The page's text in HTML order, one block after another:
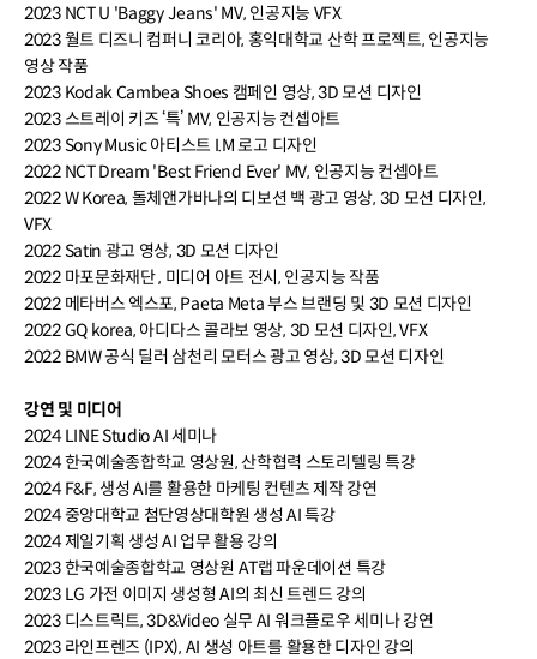
2023 NCT U 'Baggy Jeans' MV, 인공지능 VFX
2023 월트 디즈니 컴퍼니 코리아, 홍익대학교 산학 프로젝트, 인공지능
영상 작품
2023 Kodak Cambea Shoes 캠페인 영상, 3D 모션 디자인
2023 스트레이 키즈 ‘특’ MV, 인공지능 컨셉아트
2023 Sony Music 아티스트 I.M 로고 디자인
2022 NCT Dream 'Best Friend Ever' MV, 인공지능 컨셉아트
2022 W Korea, 돌체앤가바나의 디보션 백 광고 영상, 3D 모션 디자인,
VFX
2022 Satin 광고 영상, 3D 모션 디자인
2022 마포문화재단 , 미디어 아트 전시, 인공지능 작품
2022 메타버스 엑스포, Paeta Meta 부스 브랜딩 및 3D 모션 디자인
2022 GQ korea, 아디다스 콜라보 영상, 3D 모션 디자인, VFX
2022 BMW 공식 딜러 삼천리 모터스 광고 영상, 3D 모션 디자인
강연 및 미디어
2024 LINE Studio AI 세미나
2024 한국예술종합학교 영상원, 산학협력 스토리텔링 특강
2024 F&F, 생성 AI를 활용한 마케팅 컨텐츠 제작 강연
2024 중앙대학교 첨단영상대학원 생성 AI 특강
2024 제일기획 생성 AI 업무 활용 강의
2023 한국예술종합학교 영상원 AT랩 파운데이션 특강
2023 LG 가전 이미지 생성형 AI의 최신 트렌드 강의
2023 디스트릭트, 3D&Video 실무 AI 워크플로우 세미나 강연
2023 라인프렌즈 (IPX), AI 생성 아트를 활용한 디자인 강의